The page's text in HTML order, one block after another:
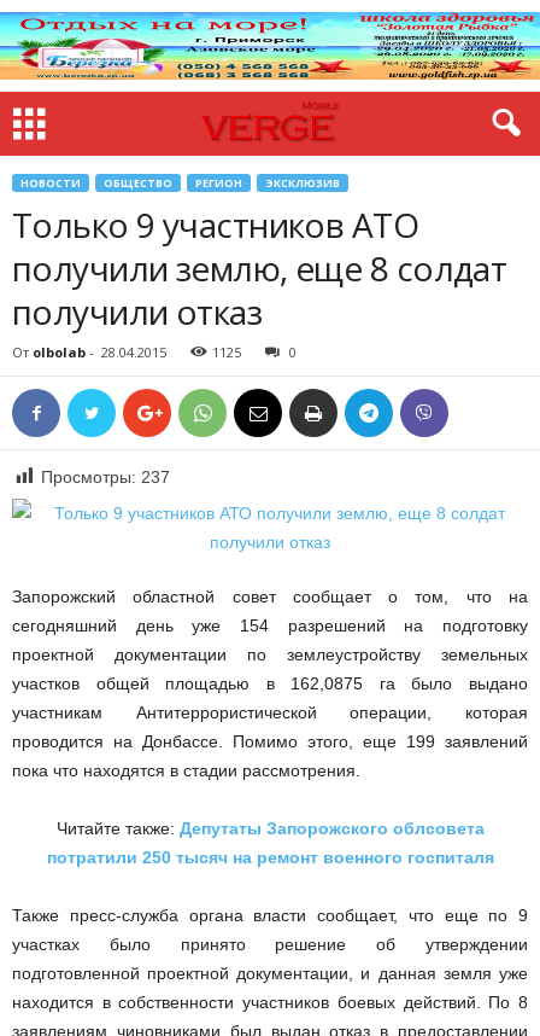
НОВОСТИ ОБЩЕСТВО РЕГИОН ЭКСКЛЮЗИВ
Только 9 участников АТО
получили землю, еще 8 солдат
получили отказ
От olbolab - 28.04.2015 1125 0
Просмотры: 237
Запорожский областной совет сообщает о том, что на
сегодняшний день уже 154 разрешений на подготовку
проектной документации по землеустройству земельных
участков общей площадью в 162,0875 га было выдано
участникам Антитеррористической операции, которая
проводится на Донбассе. Помимо этого, еще 199 заявлений
пока что находятся в стадии рассмотрения.
Читайте также: Депутаты Запорожского облсовета
потратили 250 тысяч на ремонт военного госпиталя
Также пресс-служба органа власти сообщает, что еще по 9
участках было принято решение об утверждении
подготовленной проектной документации, и данная земля уже
находится в собственности участников боевых действий. По 8
заявлениям чиновниками был выдан отказ в предоставлении